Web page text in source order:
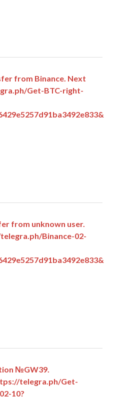
from Binance. Next
Get-BTC-right-
from unknown user.
Binance-02-
№GW39.
telegra.ph/Get-
10?